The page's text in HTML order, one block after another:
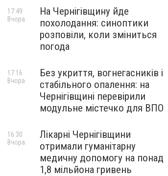
На Чернігівщину йде
похолодання: синоптики
розповіли, коли зміниться
погода
17:49
Вчора
Без укриття, вогнегасників і
стабільного опалення: на
Чернігівщині перевірили
модульне містечко для ВПО
17:16
Вчора
Лікарні Чернігівщини
отримали гуманітарну
медичну допомогу на понад
1,8 мільйона гривень
16:30
Вчора